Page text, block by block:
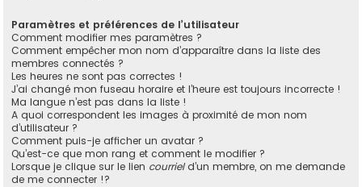
Paramètres et préférences de l’utilisateur
Comment modifier mes paramètres ?
Comment empêcher mon nom d’apparaître dans la liste des
membres connectés ?
Les heures ne sont pas correctes !
J’ai changé mon fuseau horaire et l’heure est toujours incorrecte !
Ma langue n’est pas dans la liste !
A quoi correspondent les images à proximité de mon nom
d’utilisateur ?
Comment puis-je afficher un avatar ?
Qu’est-ce que mon rang et comment le modifier ?
Lorsque je clique sur le lien courrield’un membre, on me demande
de me connecter !?